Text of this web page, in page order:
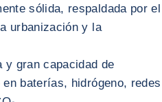
sólida, respaldada por el
urbanización y la
y gran capacidad de
baterías, hidrógeno, redes